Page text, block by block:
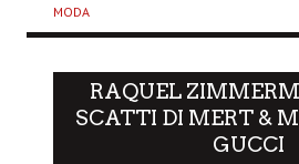
MODA
RAQUEL
SCATTI DI MERT &
GUCCI